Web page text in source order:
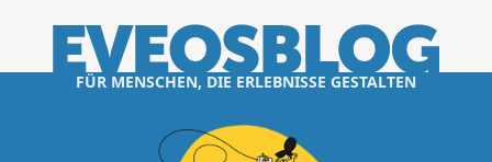
FÜR MENSCHEN, DIE ERLEBNISSE GESTALTEN